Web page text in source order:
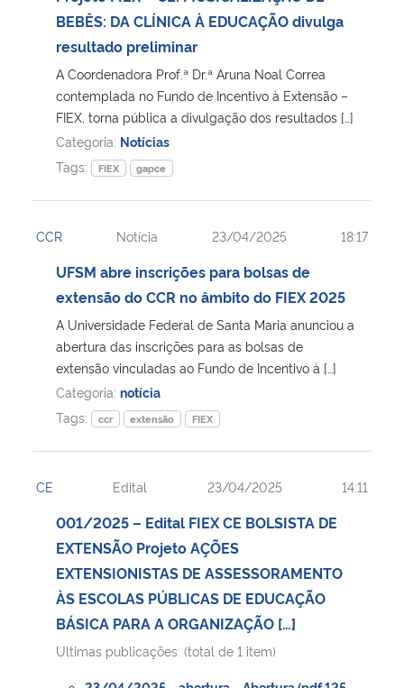
BEBÊS: DA CLÍNICA À EDUCAÇÃO divulga
resultado preliminar
A Coordenadora Prof.ª Dr.ª Aruna Noal Correa
contemplada no Fundo de Incentivo à Extensão –
FIEX, torna pública a divulgação dos resultados […]
Categoria: Notícias
Tags:
FIEX gapce
CCR Notícia 23/04/2025 18:17
UFSM abre inscrições para bolsas de
extensão do CCR no âmbito do FIEX 2025
A Universidade Federal de Santa Maria anunciou a
abertura das inscrições para as bolsas de
extensão vinculadas ao Fundo de Incentivo à […]
Categoria: notícia
Tags:
ccr extensão FIEX
CE Edital 23/04/2025 14:11
001/2025 – Edital FIEX CE BOLSISTA DE
EXTENSÃO Projeto AÇÕES
EXTENSIONISTAS DE ASSESSORAMENTO
ÀS ESCOLAS PÚBLICAS DE EDUCAÇÃO
BÁSICA PARA A ORGANIZAÇÃO […]
Ultimas publicações: (total de 1 item)